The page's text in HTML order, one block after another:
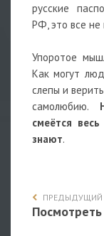
русские
РФ, это все не
Упоротое
Как могут
слепы и
самолюбию.
смеётся
знают.
ПРЕДЫДУЩИЙ
Посмотреть